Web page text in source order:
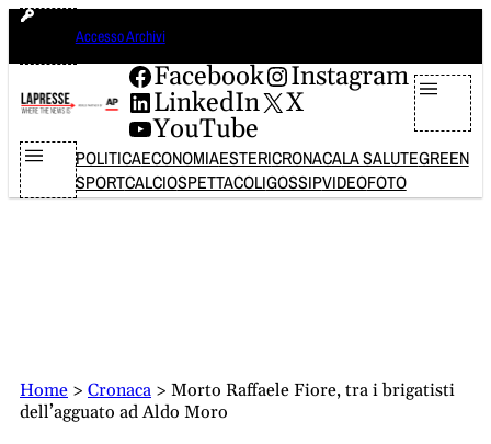
Vai
contenuto
Accesso Archivi
Facebook
Instagram
LinkedIn
X
YouTube
POLITICAECONOMIAESTERICRONACALA SALUTEGREEN
SPORTCALCIOSPETTACOLIGOSSIPVIDEOFOTO
Home > Cronaca > Morto Raffaele Fiore, tra i brigatisti
dell’agguato ad Aldo Moro